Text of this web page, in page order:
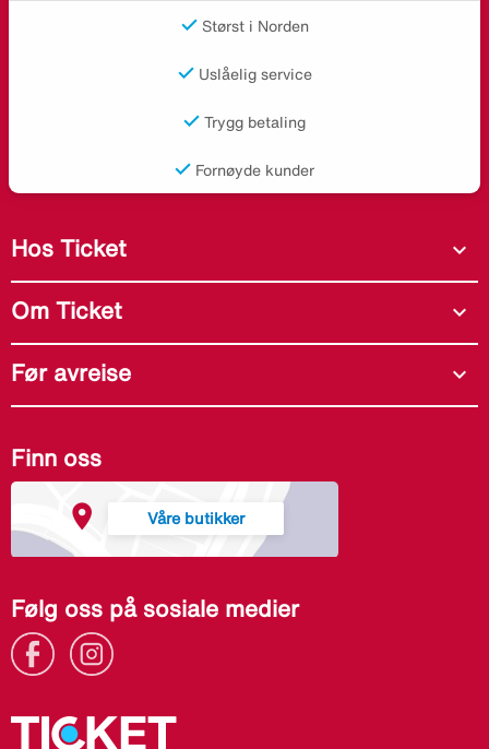
Størst i Norden
Uslåelig service
Trygg betaling
Fornøyde kunder
Hos Ticket expand_more
Om Ticket expand_more
Før avreise expand_more
Finn oss
Våre butikker
Følg oss på sosiale medier